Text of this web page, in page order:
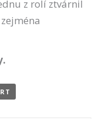
z rolí ztvárnil